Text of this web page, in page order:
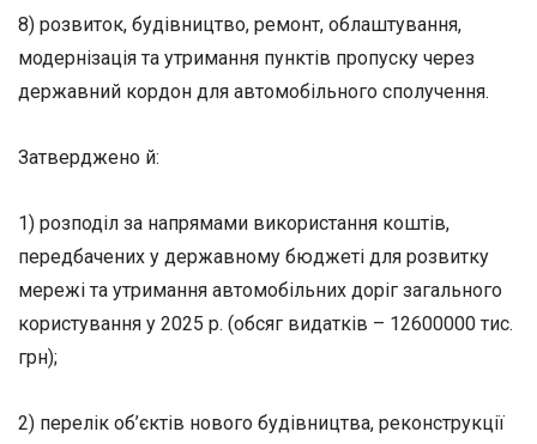
8) розвиток, будівництво, ремонт, облаштування,
модернізація та утримання пунктів пропуску через
державний кордон для автомобільного сполучення.
Затверджено й:
1) розподіл за напрямами використання коштів,
передбачених у державному бюджеті для розвитку
мережі та утримання автомобільних доріг загального
користування у 2025 р. (обсяг видатків – 12600000 тис.
грн);
2) перелік об’єктів нового будівництва, реконструкції